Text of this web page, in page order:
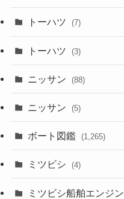
トーハツ (7)
トーハツ (3)
ニッサン (88)
ニッサン (5)
ボート図鑑 (1,265)
ミツビシ (4)
ミツビシ船舶エンジン